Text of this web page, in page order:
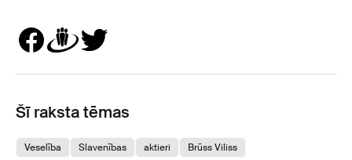
Šī raksta tēmas
Veselība Slavenības aktieri Brūss Viliss